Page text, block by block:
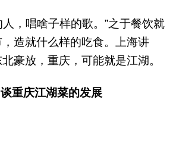
，唱啥子样的歌。”之于餐饮就
造就什么样的吃食。上海讲
豪放，重庆，可能就是江湖。
重庆江湖菜的发展